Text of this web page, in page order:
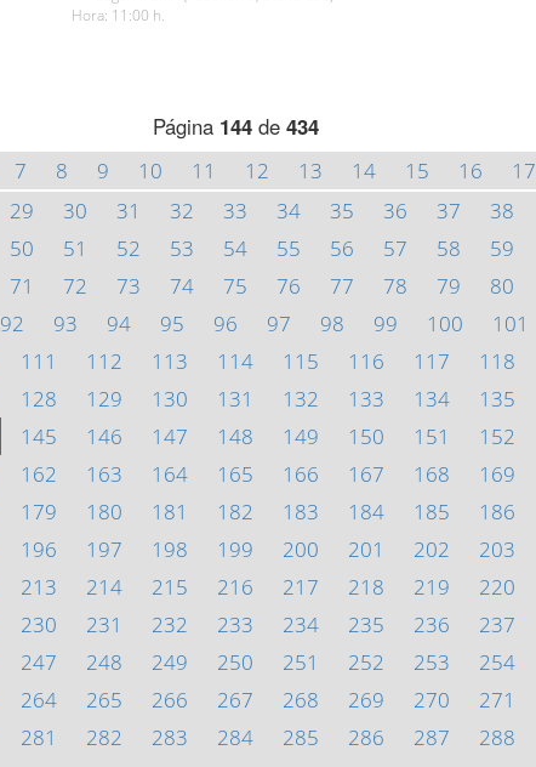
Hora: 11:00 h.
Página 144de 434
7 8 9 10 11 12 13 14 15 16 17
29 30 31 32 33 34 35 36 37 38
50 51 52 53 54 55 56 57 58 59
71 72 73 74 75 76 77 78 79 80
92 93 94 95 96 97 98 99 100 101
111 112 113 114 115 116 117 118
128 129 130 131 132 133 134 135
145 146 147 148 149 150 151 152
162 163 164 165 166 167 168 169
179 180 181 182 183 184 185 186
196 197 198 199 200 201 202 203
213 214 215 216 217 218 219 220
230 231 232 233 234 235 236 237
247 248 249 250 251 252 253 254
264 265 266 267 268 269 270 271
281 282 283 284 285 286 287 288